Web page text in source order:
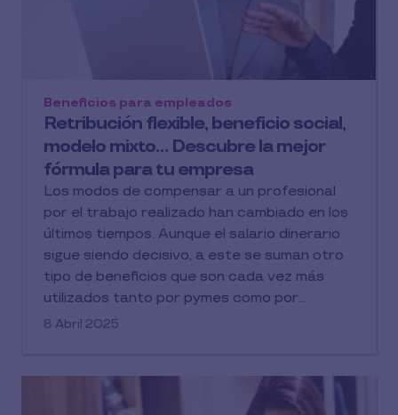
Retribución flexible, beneficio social,
modelo mixto… Descubre la mejor
fórmula para tu empresa
Beneficios para empleados
Los modos de compensar a un profesional
por el trabajo realizado han cambiado en los
últimos tiempos. Aunque el salario dinerario
sigue siendo decisivo, a este se suman otro
tipo de beneficios que son cada vez más
utilizados tanto por pymes como por
grandes empresas y que suponen un plus
implementar dependerá de los objetivos de
la organización así como de sus necesidades
8 Abril 2025